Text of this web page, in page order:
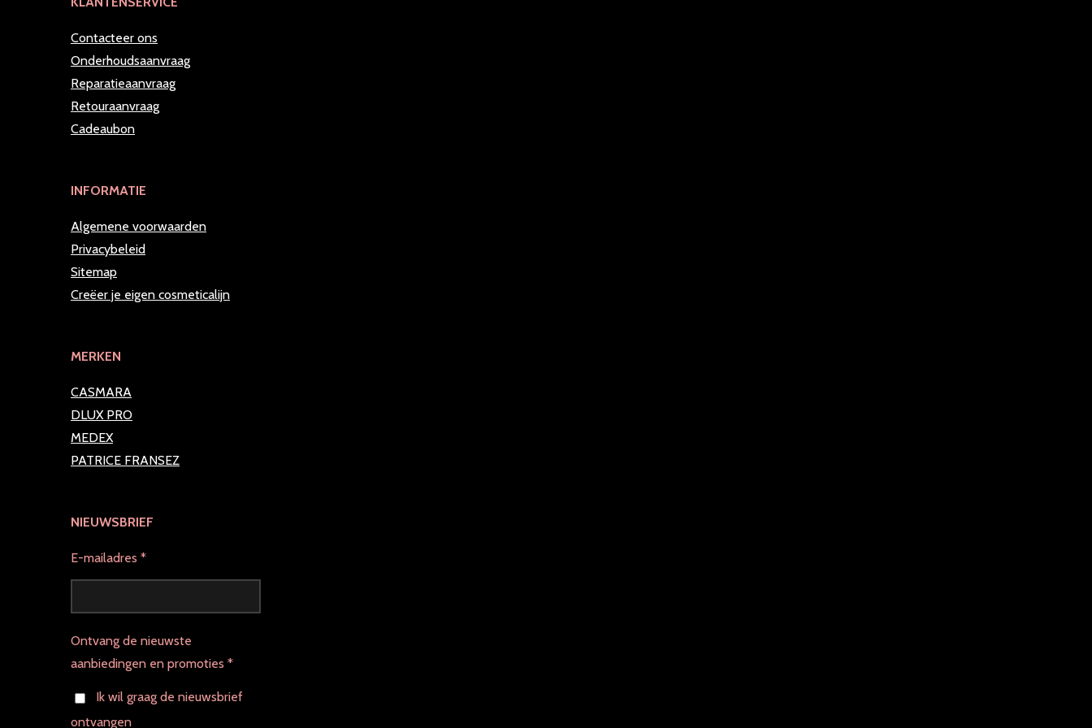
Contacteer ons
Onderhoudsaanvraag
Reparatieaanvraag
Retouraanvraag
Cadeaubon
INFORMATIE
Algemene voorwaarden
Privacybeleid
Sitemap
Creëer je eigen cosmeticalijn
MERKEN
CASMARA
DLUX PRO
MEDEX
PATRICE FRANSEZ
NIEUWSBRIEF
E-mailadres *
Ontvang de nieuwste
aanbiedingen en promoties *
Ik wil graag de nieuwsbrief
ontvangen